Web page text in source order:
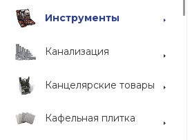
Инструменты
Канализация
Канцелярские товары
Кафельная плитка